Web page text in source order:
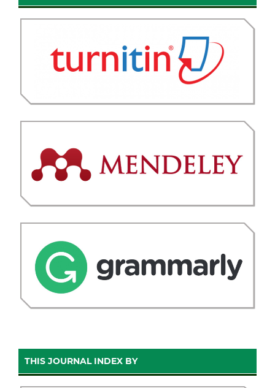
THIS JOURNAL INDEX BY